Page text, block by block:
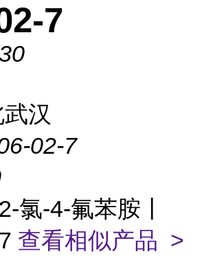
7
汉
02-7
氯-4-氟苯胺丨
查看相似产品 >